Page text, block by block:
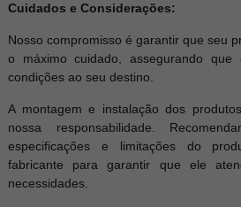
Cuidados e Considerações:
Nosso compromisso é garantir que seu
o máximo cuidado, assegurando
condições ao seu destino.
A montagem e instalação dos
nossa responsabilidade.
especificações e limitações do
fabricante para garantir que ele
necessidades.